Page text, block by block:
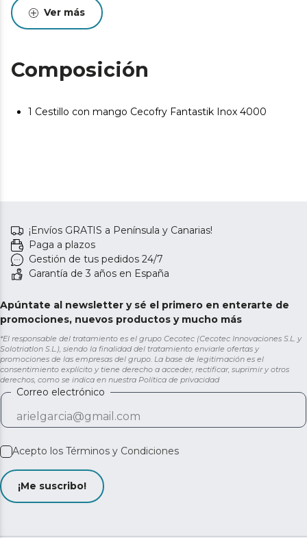
Ver más
Composición
1 Cestillo con mango Cecofry Fantastik Inox 4000
¡Envíos GRATIS a Península y Canarias!
Paga a plazos
Gestión de tus pedidos 24/7
Garantía de 3 años en España
Apúntate al newsletter y sé el primero en enterarte de
promociones, nuevos productos y mucho más
*El responsable del tratamiento es el grupo Cecotec (Cecotec Innovaciones S.L. y
Solotriatlon S.L.), siendo la finalidad del tratamiento enviarle ofertas y
promociones de las empresas del grupo. La base de legitimación es el
consentimiento explícito y tiene derecho a acceder, rectificar, suprimir y otros
derechos, como se indica en nuestra Política de privacidad
Correo electrónico
Acepto los Términos y Condiciones
¡Me suscribo!